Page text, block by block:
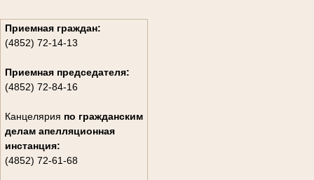
Приемная граждан:
(4852) 72-14-13
Приемная председателя:
(4852) 72-84-16
Канцелярия по гражданским
делам апелляционная
инстанция:
(4852) 72-61-68